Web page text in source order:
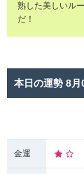
熟した美しいル
だ！
本日の運勢 8
金運